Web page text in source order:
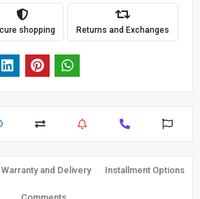
shopping Returns and Exchanges
Warranty and Delivery Installment Options